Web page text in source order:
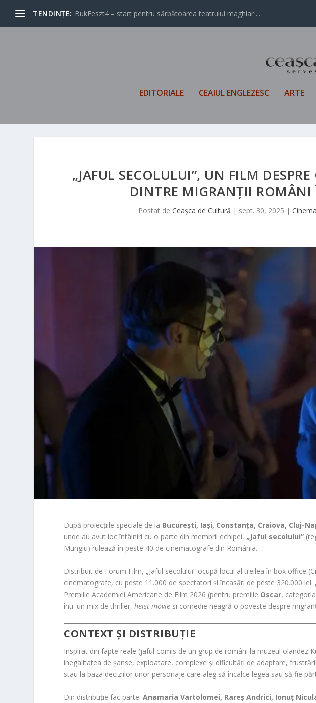
TENDINȚE: BukFeszt4 – start pentru sărbătoarea teatrului maghiar ...
EDITORIALE CEAIUL ENGLEZESC ARTE
„JAFUL SECOLULUI”, UN FILM
DINTRE MIGRANȚII ROMÂNI
Postat de Ceașca de Cultură | sept. 30, 2025 | Cinema
După proiecțiile speciale de la București, Iași, Constanța, Craiova, Cluj-
unde au avut loc întâlniri cu o parte din membrii echipei, „Jaful secolului”
Mungiu) rulează în peste 40 de cinematografe din România.
Distribuit de Forum Film, „Jaful secolului” ocupă locul al treilea în box office
cinematografe, cu peste 11.000 de spectatori și încasări de peste 320.000 lei.
Premiile Academiei Americane de Film 2026 (pentru premiile Oscar,
într-un mix de thriller,heist movie și comedie neagră o poveste despre
CONTEXT ȘI DISTRIBUȚIE
Inspirat din fapte reale (jaful comis de un grup de români la muzeul olandez
inegalitatea de șanse, exploatare, complexe și dificultăți de adaptare,
stau la baza deciziilor unor personaje care aleg să încalce legea sau să fie
Din distribuție fac parte:Anamaria Vartolomei, Rareș Andrici, Ionuț